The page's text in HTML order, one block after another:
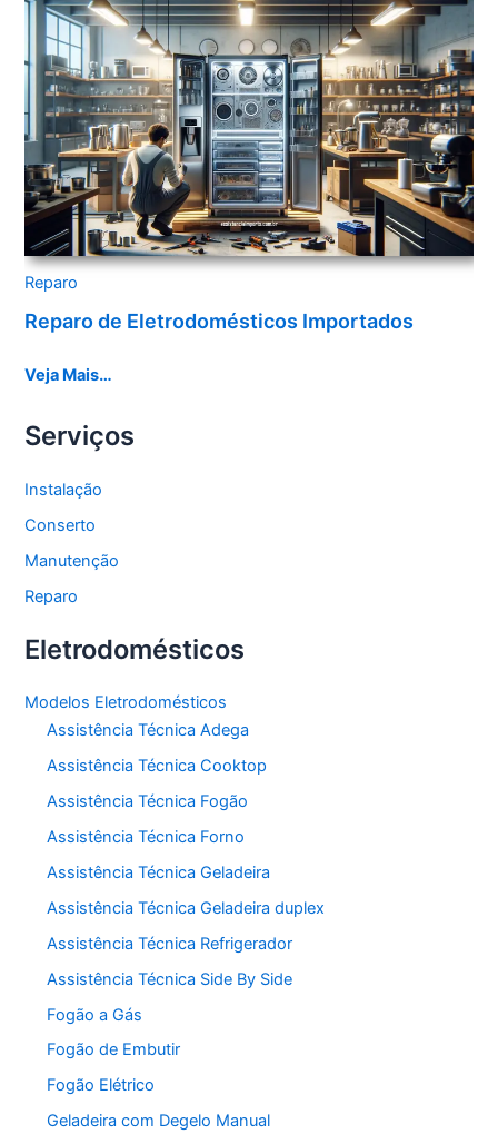
Reparo
Reparo de Eletrodomésticos Importados
Veja Mais…
Serviços
Instalação
Conserto
Manutenção
Reparo
Eletrodomésticos
Modelos Eletrodomésticos
Assistência Técnica Adega
Assistência Técnica Cooktop
Assistência Técnica Fogão
Assistência Técnica Forno
Assistência Técnica Geladeira
Assistência Técnica Geladeira duplex
Assistência Técnica Refrigerador
Assistência Técnica Side By Side
Fogão a Gás
Fogão de Embutir
Fogão Elétrico
Geladeira com Degelo Manual